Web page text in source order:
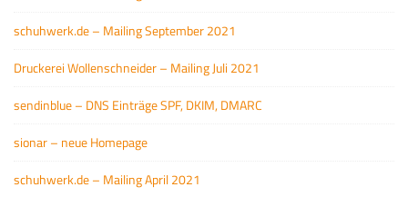
schuhwerk.de – Mailing September 2021
Druckerei Wollenschneider – Mailing Juli 2021
sendinblue – DNS Einträge SPF, DKIM, DMARC
sionar – neue Homepage
schuhwerk.de – Mailing April 2021